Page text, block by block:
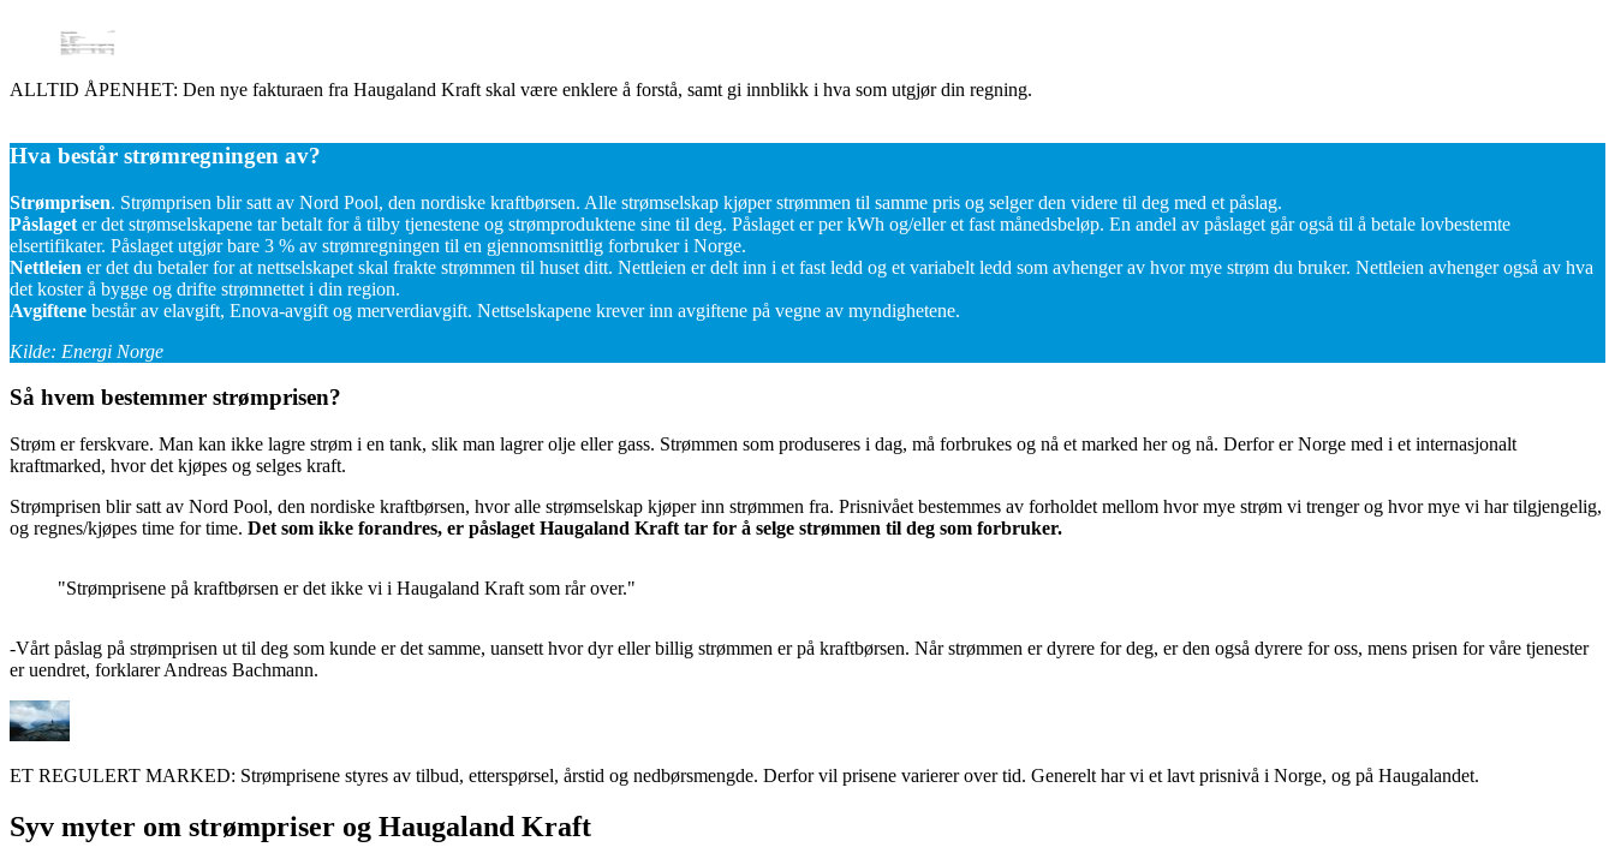
ALLTID ÅPENHET: Den nye fakturaen fra Haugaland Kraft skal være enklere å forstå, samt gi innblikk i hva som utgjør din regning.
Hva består strømregningen av?
Strømprisen. Strømprisen blir satt av Nord Pool, den nordiske kraftbørsen. Alle strømselskap kjøper strømmen til samme pris og selger den videre til deg med et påslag.
Påslaget er det strømselskapene tar betalt for å tilby tjenestene og strømproduktene sine til deg. Påslaget er per kWh og/eller et fast månedsbeløp. En andel av påslaget går også til å betale lovbestemte
elsertifikater. Påslaget utgjør bare 3 % av strømregningen til en gjennomsnittlig forbruker i Norge.
Nettleien er det du betaler for at nettselskapet skal frakte strømmen til huset ditt. Nettleien er delt inn i et fast ledd og et variabelt ledd som avhenger av hvor mye strøm du bruker. Nettleien avhenger også av hva
det koster å bygge og drifte strømnettet i din region.
Avgiftene består av elavgift, Enova-avgift og merverdiavgift. Nettselskapene krever inn avgiftene på vegne av myndighetene.
Kilde: Energi Norge
Så hvem bestemmer strømprisen?
Strøm er ferskvare. Man kan ikke lagre strøm i en tank, slik man lagrer olje eller gass. Strømmen som produseres i dag, må forbrukes og nå et marked her og nå. Derfor er Norge med i et internasjonalt
kraftmarked, hvor det kjøpes og selges kraft.
Strømprisen blir satt av Nord Pool, den nordiske kraftbørsen, hvor alle strømselskap kjøper inn strømmen fra. Prisnivået bestemmes av forholdet mellom hvor mye strøm vi trenger og hvor mye vi har tilgjengelig,
og regnes/kjøpes time for time. Det som ikke forandres, er påslaget Haugaland Kraft tar for å selge strømmen til deg som forbruker.
Strømprisene på kraftbørsen er det ikke vi i Haugaland Kraft som rår over.
-Vårt påslag på strømprisen ut til deg som kunde er det samme, uansett hvor dyr eller billig strømmen er på kraftbørsen. Når strømmen er dyrere for deg, er den også dyrere for oss, mens prisen for våre tjenester
er uendret, forklarer Andreas Bachmann.
ET REGULERT MARKED: Strømprisene styres av tilbud, etterspørsel, årstid og nedbørsmengde. Derfor vil prisene varierer over tid. Generelt har vi et lavt prisnivå i Norge, og på Haugalandet.
Syv myter om strømpriser og Haugaland Kraft